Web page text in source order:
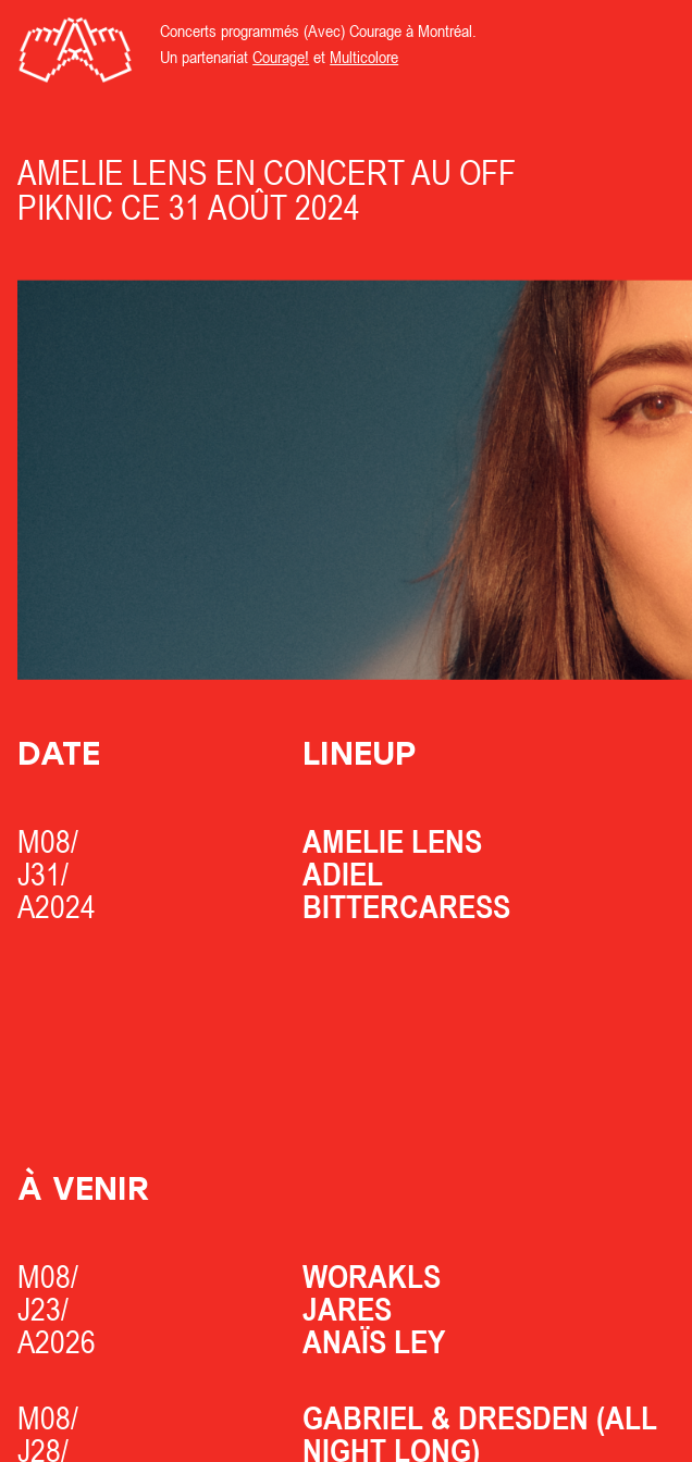
Concerts programmés (Avec) Courage à Montréal.
Un partenariatCourage! et Multicolore
AMELIE LENS EN CONCERT AU OFF
PIKNIC CE 31 AOÛT 2024
DATE LINEUP
M08/
J31/
A2024
AMELIE LENS
ADIEL
BITTERCARESS
À VENIR
M08/
J23/
A2026
WORAKLS
JARES
ANAÏS LEY
M08/
J28/
GABRIEL & DRESDEN (ALL
NIGHT LONG)